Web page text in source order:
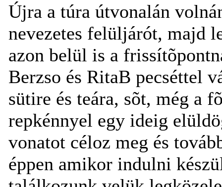
Újra a túra útvonalán
nevezetes felüljárót, majd
azon belül is a
Berzso és RitaB pecséttel
sütire és teára, sõt, még a
repkénnyel egy ideig
vonatot céloz meg és
éppen amikor indulni